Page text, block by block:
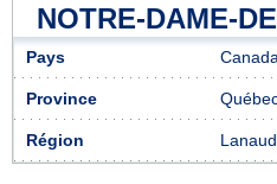
NOTRE-DAME-
Pays Canada
Province
Région